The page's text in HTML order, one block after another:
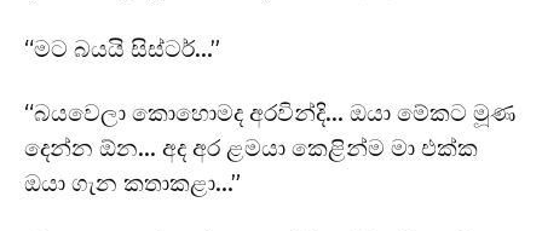
“මට බයයි සිස්ටර්…”
“බයවෙලා කොහොමද අරවින්දි… ඔයා මේකට මූණ
දෙන්න ඕන… අද අර ළමයා කෙළින්ම මා එක්ක
ඔයා ගැන කතාකළා…”